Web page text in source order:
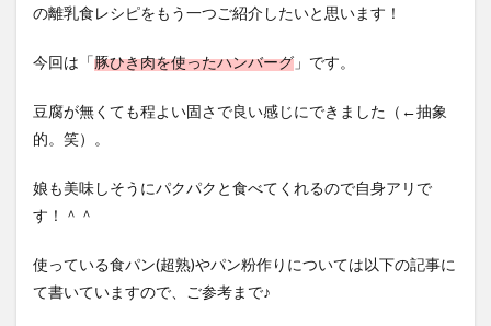
の離乳食レシピをもう一つご紹介したいと思います！
今回は「豚ひき肉を使ったハンバーグ 」です。
豆腐が無くても程よい固さで良い感じにできました（←抽象
的。笑）。
娘も美味しそうにパクパクと食べてくれるので自身アリで
す！＾＾
使っている食パン(超熟)やパン粉作りについては以下の記事に
て書いていますので、ご参考まで♪